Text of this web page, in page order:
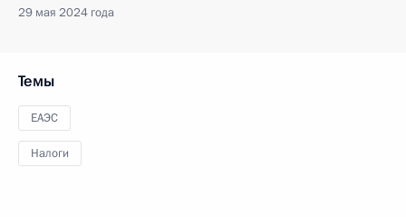
29 мая 2024 года
Темы
ЕАЭС
Налоги